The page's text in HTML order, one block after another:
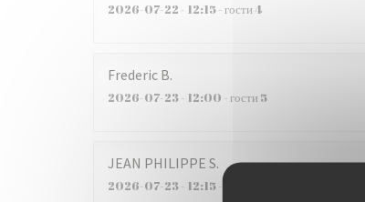
2026-07-22 - 12:15 - гости 4
Frederic B
2026-07-23- 12:00 - гости 5
JEAN PHILIPPE S
2026-07-23- 12:15 - гости 6